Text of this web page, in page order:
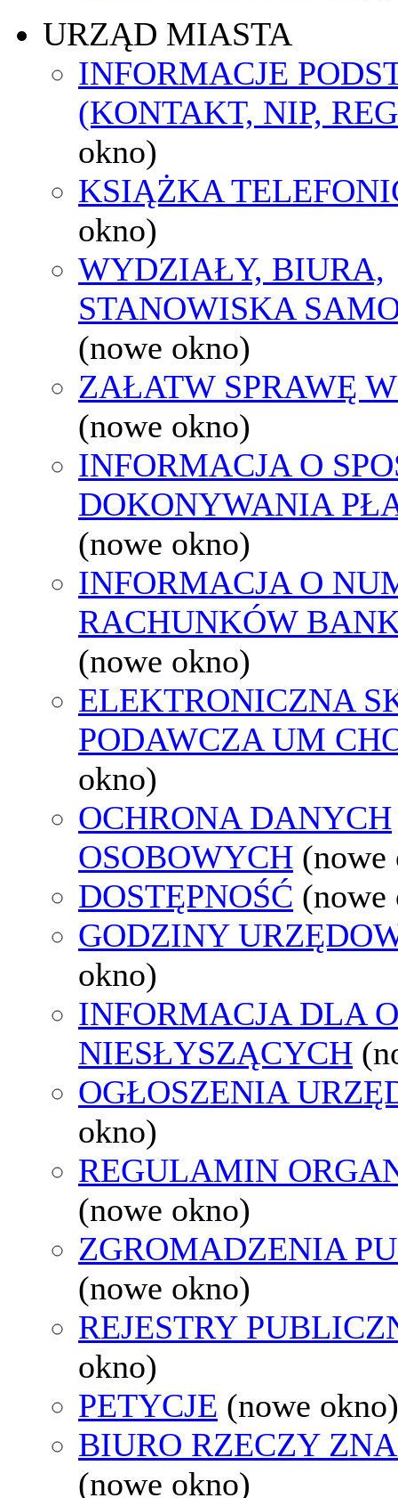
URZĄD MIASTA
INFORMACJE
(KONTAKT, NIP,
okno)
KSIĄŻKA
okno)
WYDZIAŁY, BIURA,
STANOWISKA
(nowe okno)
ZAŁATW SPRAWĘ
(nowe okno)
INFORMACJA O
DOKONYWANIA
(nowe okno)
INFORMACJA O
RACHUNKÓW
(nowe okno)
ELEKTRONICZNA
PODAWCZA UM
okno)
OCHRONA DANYCH
OSOBOWYCH (nowe
DOSTĘPNOŚĆ (nowe
GODZINY
okno)
INFORMACJA DLA
NIESŁYSZĄCYCH
OGŁOSZENIA
okno)
REGULAMIN
(nowe okno)
ZGROMADZENIA
(nowe okno)
REJESTRY
okno)
PETYCJE (nowe okno)
BIURO RZECZY
(nowe okno)